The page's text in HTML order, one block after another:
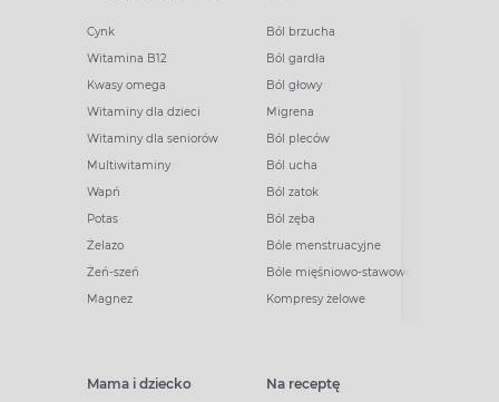
Cynk
Witamina B12
Kwasy omega
Witaminy dla dzieci
Witaminy dla seniorów
Multiwitaminy
Wapń
Potas
Żelazo
Żeń-szeń
Magnez
Ból brzucha
Ból gardła
Ból głowy
Migrena
Ból pleców
Ból ucha
Ból zatok
Ból zęba
Bóle menstruacyjne
Bóle mięśniowo-stawowe
Kompresy żelowe
Mama i dziecko Na receptę